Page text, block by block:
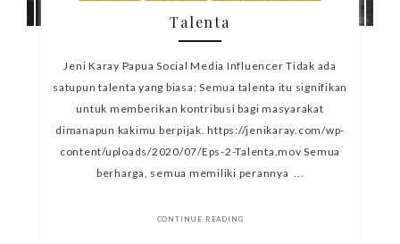
Talenta
Jeni Karay Papua Social Media Influencer Tidak ada
satupun talenta yang biasa: Semua talenta itu signifikan
untuk memberikan kontribusi bagi masyarakat
dimanapun kakimu berpijak. https://jenikaray.com/wp-
content/uploads/2020/07/Eps-2-Talenta.mov Semua
berharga, semua memiliki perannya ...
CONTINUE READING